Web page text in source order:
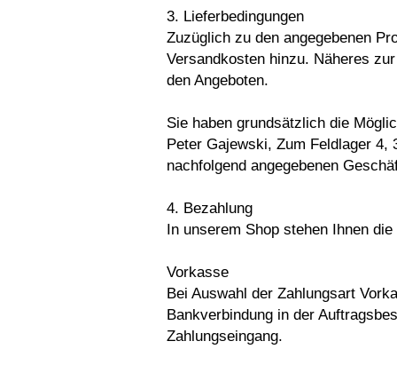
3. Lieferbedingungen
Zuzüglich zu den angegebenen
Versandkosten hinzu. Näheres
den Angeboten.
Sie haben grundsätzlich die
Peter Gajewski, Zum Feldlager 4,
nachfolgend angegebenen
4. Bezahlung
In unserem Shop stehen Ihnen
Vorkasse
Bei Auswahl der Zahlungsart
Bankverbindung in der
Zahlungseingang.